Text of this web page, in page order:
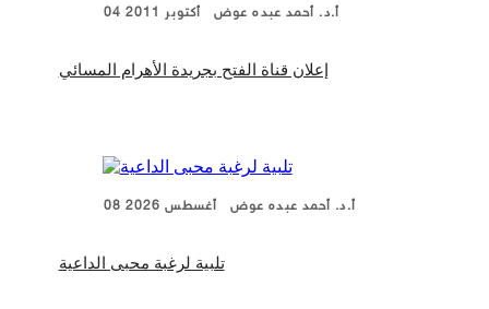
04 أكتوبر 2011 أ.د. أحمد عبده عوض
إعلان قناة الفتح بجريدة الأهرام المسائي
08 أغسطس 2026 أ.د. أحمد عبده عوض
تلبية لرغبة محبى الداعية